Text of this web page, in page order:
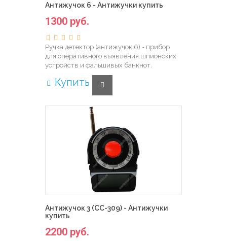
Антижучок 6 - Антижучки купить
1300 руб.
Ручка детектор (антижучок 6) - прибор
для оперативного выявления шпионских
устройств и фальшивых банкнот.
Купить
Антижучок 3 (CC-309) - Антижучки
купить
2200 руб.